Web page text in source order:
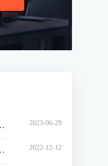
怎么解除限制输入内容
Excel是一款常用的办公软件，它可以帮助我们进行数据的录入、分析和处理。但是，有时候我们在使用Excel的时候，会遇到一些错误提示，比如“您输入的内容不符合限制条件”。这种情况下，我们应该怎么办呢？本文将为你介绍Excel错误提示您输入的内容不符合限制条件的原因和解决方法，以及Excel怎么解除限制输入内容的操作步骤。
2023-06-29
设置透明度怎么弄
ppt是我们在日常工作汇报、年终总结时常用到的办公软件。为了使ppt看起来更加完美，我们有时会将ppt中的图片进行透明度设置，但有部分朋友不知道该如何进行操作，今天这篇文章就主要给大家介绍ppt图片设置透明度有几种方法，ppt图片设置透明度怎么弄的相关操作步骤，有需要的朋友可以详细参考本文详细内容。
2022-12-12